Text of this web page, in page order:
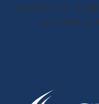
depositada en
condolencias